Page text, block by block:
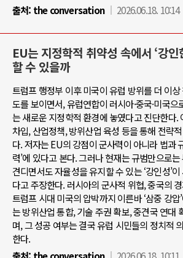
출처: the conversation 2026.06.18. 10:14
EU는 지정학적 취약성 속에서 ‘강인
할 수 있을까
트럼프 행정부 이후 미국이 유럽 방위를 더 이
도를 보이면서, 유럽연합이 러시아·중국·미국
는 새로운 지정학적 환경에 놓였다고 진단한다.
차입, 산업정책, 방위산업 육성 등을 통해 전략
다. 저자는 EU의 강점이 군사력이 아니라 법과
력’에 있다고 본다. 그러나 현재는 규범만으로
견디면서도 자율성을 유지할 수 있는 ‘강인성’
다고 주장한다. 러시아의 군사적 위협, 중국의
트럼프 시대 미국의 압박까지 이른바 ‘삼중 강
는 방위산업 통합, 기술 주권 확보, 중견국 연대
며, 그 성공 여부는 결국 유럽 시민들의 정치적
한다.